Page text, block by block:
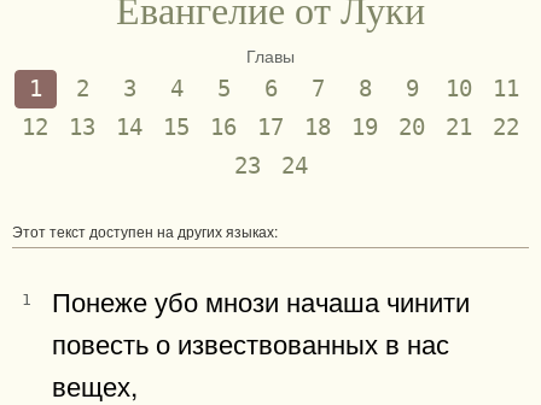
Главы
1 2 3 4 5 6 7 8 9 10
11
12
13 14 15 16 17 18 19 20 21
22
23
24
Этот текст доступен на других языках:
1
Понеже убо мнози начаша чинити
повесть о извествованных в нас
вещех,